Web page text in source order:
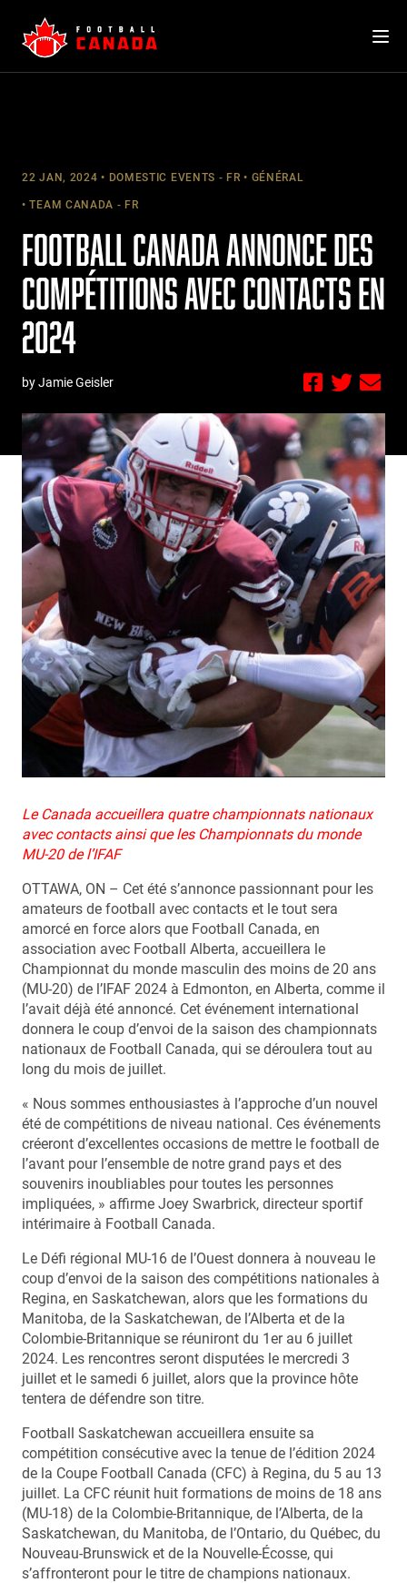
content
22 JAN, 2024 DOMESTIC EVENTS - FR GÉNÉRAL
TEAM CANADA - FR
FOOTBALL CANADA ANNONCE DES
COMPÉTITIONS AVEC CONTACTS EN
2024
by Jamie Geisler
Le Canada accueillera quatre championnats nationaux
avec contacts ainsi que les Championnats du monde
MU-20 de l’IFAF
OTTAWA, ON – Cet été s’annonce passionnant pour les
amateurs de football avec contacts et le tout sera
amorcé en force alors que Football Canada, en
association avec Football Alberta, accueillera le
Championnat du monde masculin des moins de 20 ans
(MU-20) de l’IFAF 2024 à Edmonton, en Alberta, comme il
l’avait déjà été annoncé. Cet événement international
donnera le coup d’envoi de la saison des championnats
nationaux de Football Canada, qui se déroulera tout au
long du mois de juillet.
« Nous sommes enthousiastes à l’approche d’un nouvel
été de compétitions de niveau national. Ces événements
créeront d’excellentes occasions de mettre le football de
l’avant pour l’ensemble de notre grand pays et des
souvenirs inoubliables pour toutes les personnes
impliquées, » affirme Joey Swarbrick, directeur sportif
intérimaire à Football Canada.
Le Défi régional MU-16 de l’Ouest donnera à nouveau le
coup d’envoi de la saison des compétitions nationales à
Regina, en Saskatchewan, alors que les formations du
Manitoba, de la Saskatchewan, de l’Alberta et de la
Colombie-Britannique se réuniront du 1er au 6 juillet
2024. Les rencontres seront disputées le mercredi 3
juillet et le samedi 6 juillet, alors que la province hôte
tentera de défendre son titre.
Football Saskatchewan accueillera ensuite sa
compétition consécutive avec la tenue de l’édition 2024
de la Coupe Football Canada (CFC) à Regina, du 5 au 13
juillet. La CFC réunit huit formations de moins de 18 ans
(MU-18) de la Colombie-Britannique, de l’Alberta, de la
Saskatchewan, du Manitoba, de l’Ontario, du Québec, du
Nouveau-Brunswick et de la Nouvelle-Écosse, qui
s’affronteront pour le titre de champions nationaux.